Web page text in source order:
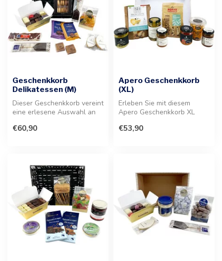
Geschenkkorb
Delikatessen (M)
Dieser Geschenkkorb vereint
eine erlesene Auswahl an
Speziali...
€60,90
Apero Geschenkkorb
(XL)
Erleben Sie mit diesem
Apero Geschenkkorb XL
Eine erle...
€53,90